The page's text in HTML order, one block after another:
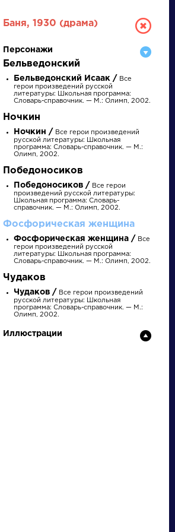
Баня, 1930 (драма)
Персонажи
Бельведонский
Бельведонский Исаак / Все
герои произведений русской
литературы: Школьная программа:
Словарь-справочник. — М.: Олимп, 2002.
Ночкин
Ночкин / Все герои произведений
русской литературы: Школьная
программа: Словарь-справочник. — М.:
Олимп, 2002.
Победоносиков
Победоносиков / Все герои
произведений русской литературы:
Школьная программа: Словарь-
справочник. — М.: Олимп, 2002.
Фосфорическая женщина
Фосфорическая женщина / Все
герои произведений русской
литературы: Школьная программа:
Словарь-справочник. — М.: Олимп, 2002.
Чудаков
Чудаков / Все герои произведений
русской литературы: Школьная
программа: Словарь-справочник. — М.:
Олимп, 2002.
Иллюстрации